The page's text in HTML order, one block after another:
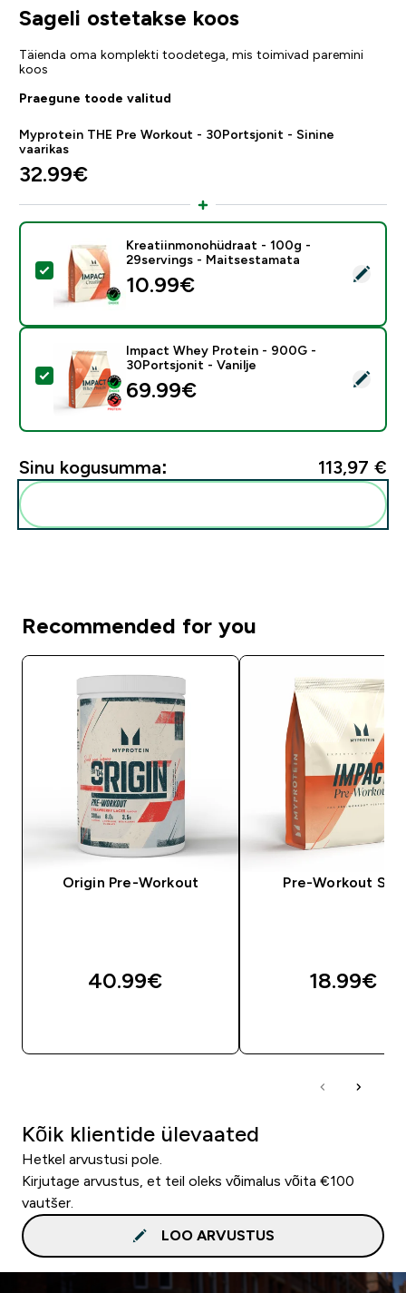
Sageli ostetakse koos
Täienda oma komplekti toodetega, mis toimivad paremini
koos
Praegune toode valitud
Myprotein THE Pre Workout - 30Portsjonit - Sinine
vaarikas
32.99€‎
Vali see toode - Kreatiinmonohüdraat - 100g -
Kreatiinmonohüdraat - 100g -
29servings - Maitsestamata
10.99€‎
Vali see toode - Impact Whey Protein - 900G -
Impact Whey Protein - 900G -
30Portsjonit - Vanilje
69.99€‎
Sinu kogusumma: 113,97 €‎
Recommended for you
Origin Pre-Workout
40.99€‎
Pre-Workout
18.99€‎
Kõik klientide ülevaated
Hetkel arvustusi pole.
Kirjutage arvustus, et teil oleks võimalus võita €100
vautšer.
LOO ARVUSTUS